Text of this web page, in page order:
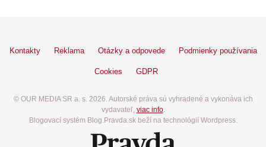
Kontakty Reklama Otázky a odpovede Podmienky používania
Cookies GDPR
© OUR MEDIA SR a. s. 2026. Autorské práva sú vyhradené a vykonáva ich
vydavateľ, viac info.
Blogovací systém Blog.Pravda.sk beží na technológií Wordpress.